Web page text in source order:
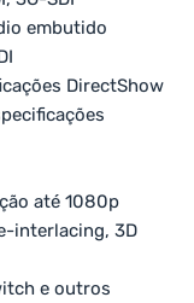
embutido
DirectShow
até 1080p
interlacing, 3D
e outros